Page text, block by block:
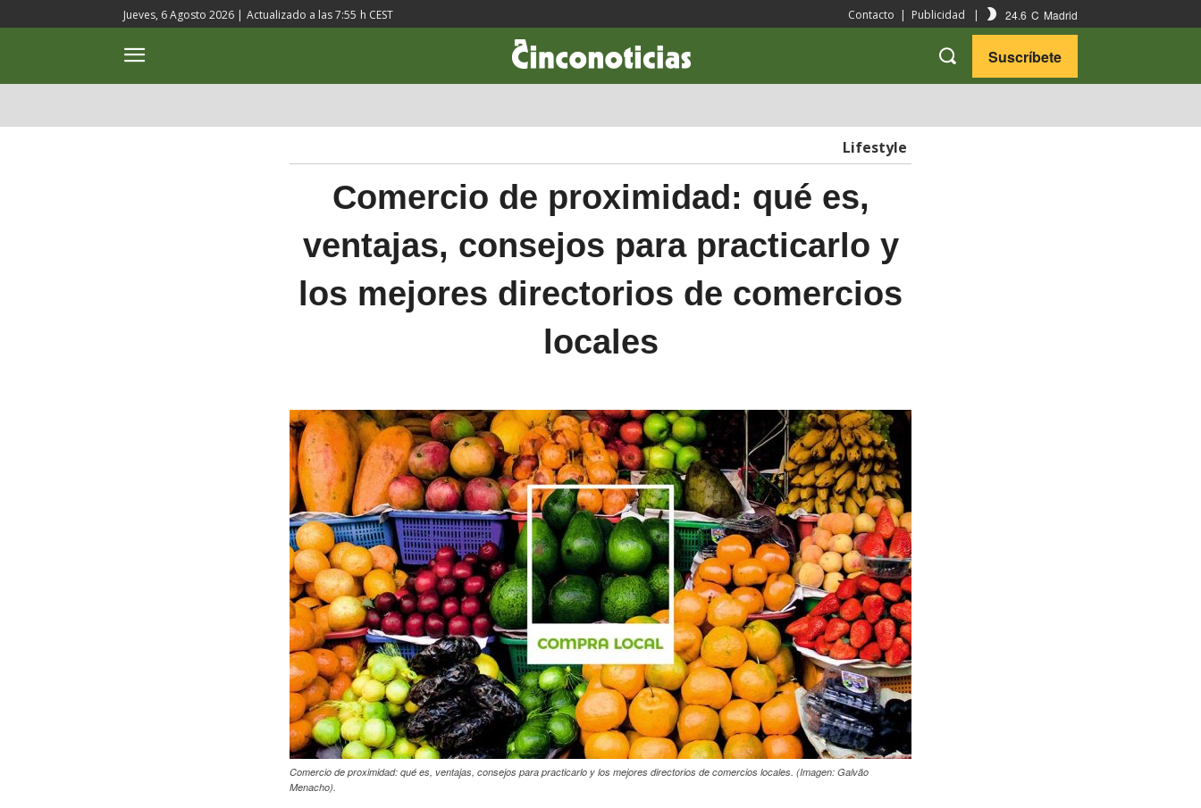
Jueves, 6 Agosto 2026 | Actualizado a las7:55 h CEST Contacto | Publicidad | 24.6 C Madrid
Suscríbete
Lifestyle
Comercio de proximidad: qué es,
ventajas, consejos para practicarlo y
los mejores directorios de comercios
locales
Comercio de proximidad: qué es, ventajas, consejos para practicarlo y los mejores directorios de comercios locales. (Imagen: Galvão
Menacho).